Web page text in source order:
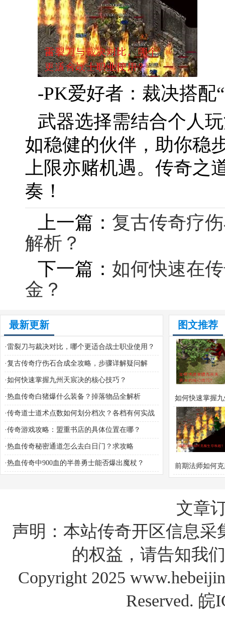
-PK爱好者：裁决搭配
武器选择需结合个人
如稳健的伙伴，助你稳
上限亦赌机遇。传奇之
奏！
上一篇： 复古传奇疗
解析？
下一篇： 如何快速在
金？
最新更新
·雷裂刀与裁决对比，哪个更适合战士职业使用？
·复古传奇疗伤石合成全攻略，步骤详解疑问解
析？
·如何快速掌握九州天宸决的核心技巧？
·热血传奇白猪爆什么装备？掉落物品全解析
·传奇道士道术点数如何划分档次？各档有何实战
技巧？
·传奇游戏攻略：盟重书店的具体位置在哪？
·热血传奇秘密通道怎么去白日门？求攻略
·热血传奇中900血的半兽勇士能否爆出魔杖？
图文推荐
如何快速掌握
决的核心技
前期法师如何
文章
声明：本站传奇开区信息
的权益，请告知我
Copyright 2025
Reserved. 皖